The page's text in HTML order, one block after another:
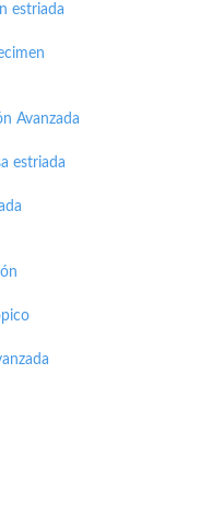
estriada
Avanzada
estriada